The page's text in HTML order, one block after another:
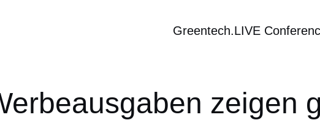
Greentech.LIVE
zeigen